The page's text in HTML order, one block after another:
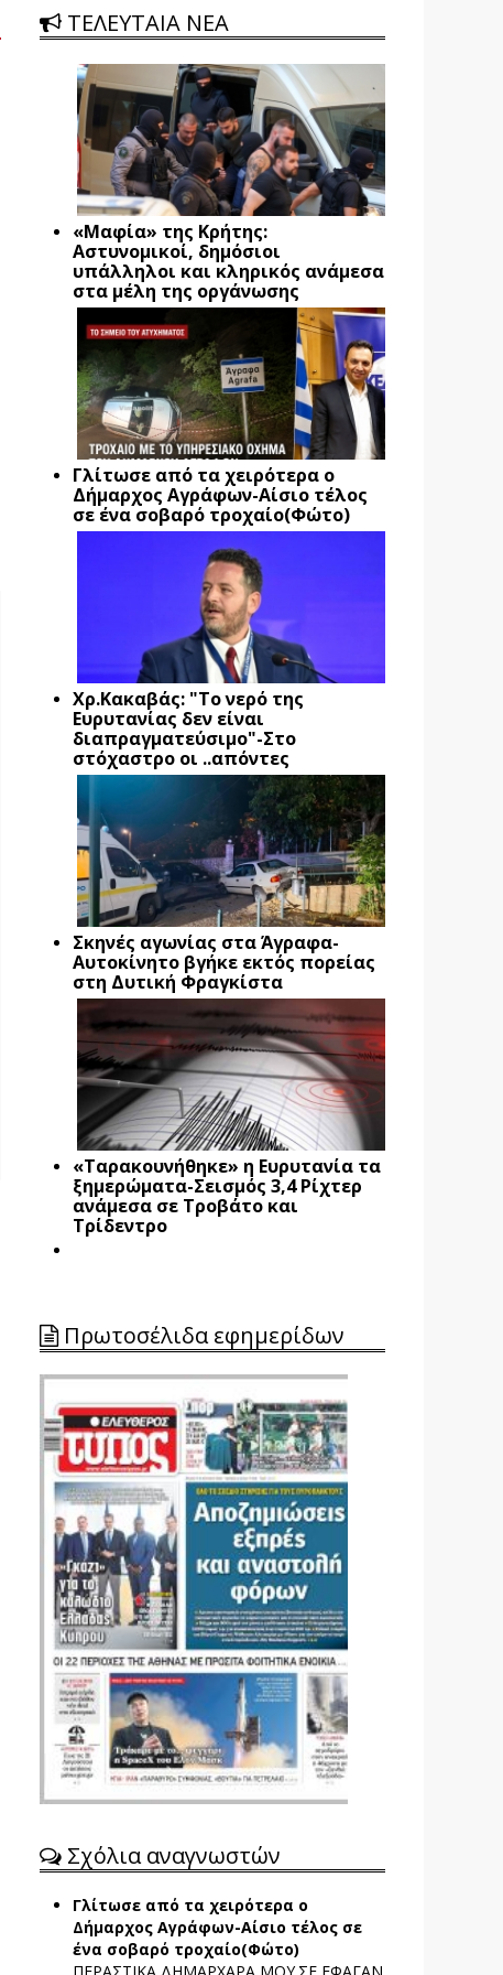
ΤΕΛΕΥΤΑΙΑ ΝΕΑ
«Μαφία» της Κρήτης:
Αστυνομικοί, δημόσιοι
υπάλληλοι και κληρικός ανάμεσα
στα μέλη της οργάνωσης
Γλίτωσε από τα χειρότερα ο
Δήμαρχος Αγράφων-Αίσιο τέλος
σε ένα σοβαρό τροχαίο(Φώτο)
Xρ.Κακαβάς: "Το νερό της
Ευρυτανίας δεν είναι
διαπραγματεύσιμο"-Στο
στόχαστρο οι ..απόντες
Σκηνές αγωνίας στα Άγραφα-
Αυτοκίνητο βγήκε εκτός πορείας
στη Δυτική Φραγκίστα
«Ταρακουνήθηκε» η Ευρυτανία τα
ξημερώματα-Σεισμός 3,4 Ρίχτερ
ανάμεσα σε Τροβάτο και
Τρίδεντρο
Πρωτοσέλιδα εφημερίδων
Σχόλια αναγνωστών
Γλίτωσε από τα χειρότερα ο
Δήμαρχος Αγράφων-Αίσιο τέλος σε
ένα σοβαρό τροχαίο(Φώτο)